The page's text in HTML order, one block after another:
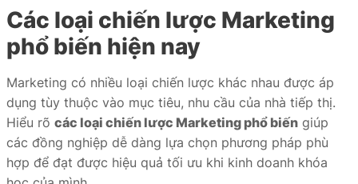
Các loại chiến lược Marketing
phổ biến hiện nay
Marketing có nhiều loại chiến lược khác nhau được áp
dụng tùy thuộc vào mục tiêu, nhu cầu của nhà tiếp thị.
Hiểu rõ các loại chiến lược Marketing phổ biến giúp
các đồng nghiệp dễ dàng lựa chọn phương pháp phù
hợp để đạt được hiệu quả tối ưu khi kinh doanh khóa